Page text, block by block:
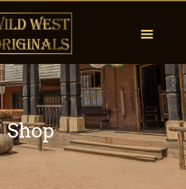
Shop